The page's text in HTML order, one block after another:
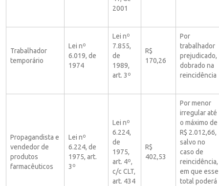
2001
Trabalhador
temporário
Lei nº
6.019, de
1974
Lei nº
7.855,
de
1989,
art. 3º
R$
170,26
Por
trabalhador
prejudicado,
dobrado na
reincidência
Propagandista e
vendedor de
produtos
farmacêuticos
Lei nº
6.224, de
1975, art.
3º
Lei nº
6.224,
de
1975,
art. 4º,
c/c CLT,
art. 434
R$
402,53
Por menor
irregular até
o máximo de
R$ 2.012,66,
salvo no
caso de
reincidência,
em que esse
total poderá